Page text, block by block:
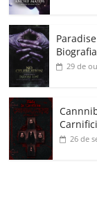
29 de
26 de